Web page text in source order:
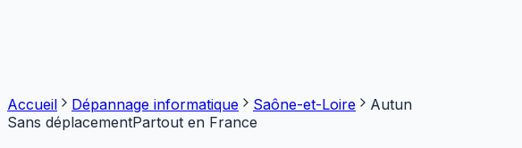
Accueil Dépannage informatique Saône-et-Loire
Autun
Sans déplacementPartout en France